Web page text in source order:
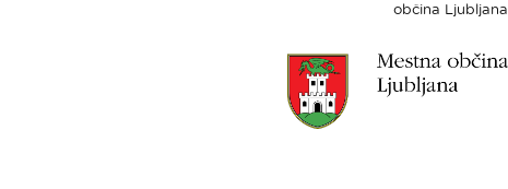
občina Ljubljana